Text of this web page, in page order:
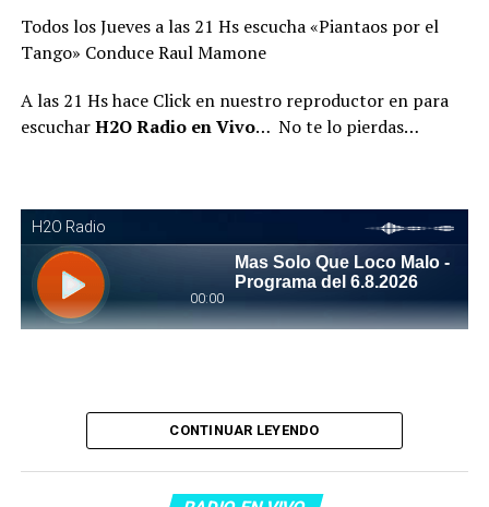
Todos los Jueves a las 21 Hs escucha «Piantaos por el
Tango» Conduce Raul Mamone
A las 21 Hs hace Click en nuestro reproductor en para
escucharH2O Radio en Vivo… No te lo pierdas…
Piantaos por el Tango. Piantaos por el Tango es un
programa radiofónico semanal conducido y dirigido por
Raúl Mamone con el objetivo de difundir el Tango desde
CONTINUAR LEYENDO